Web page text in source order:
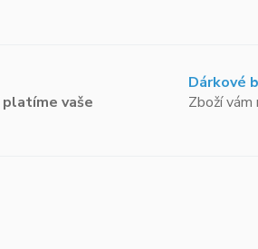
platíme vaše
Dárkové
Zboží vám